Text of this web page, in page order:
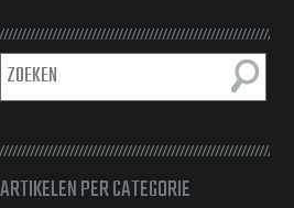
ARTIKELEN PER CATEGORIE